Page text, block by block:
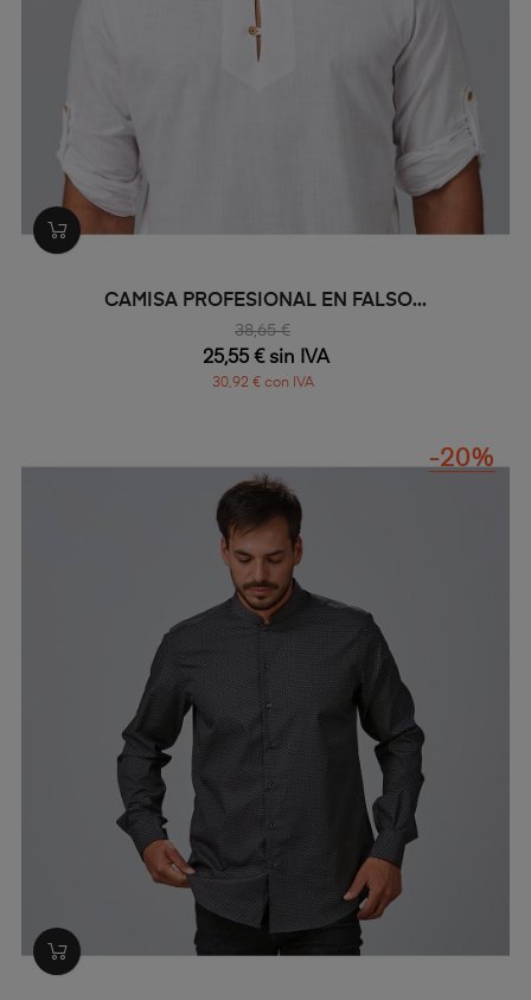
CAMISA PROFESIONAL EN FALSO...
38,65 €
25,55 € sin IVA
30,92 € con IVA
-20%